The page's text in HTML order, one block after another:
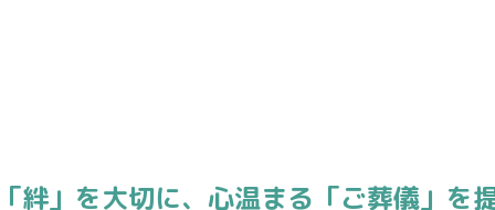
絆」を大切に、 心温まる「ご葬儀」を